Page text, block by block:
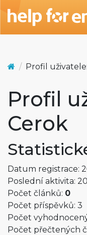
Profil
Profil
Cerok
Datum registrace:
Poslední aktivita:
Počet článků: 0
Počet příspěvků: 3
Počet
Počet přečtených